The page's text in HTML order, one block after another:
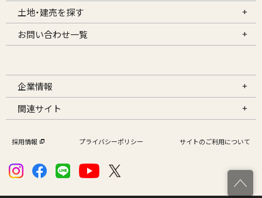
土地・建売を探す
お問い合わせ一覧
企業情報
関連サイト
採用情報 プライバシーポリシー サイトのご利用について